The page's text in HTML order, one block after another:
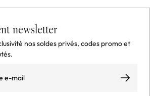
newsletter
nos soldes privés, codes promo et
S’abonner